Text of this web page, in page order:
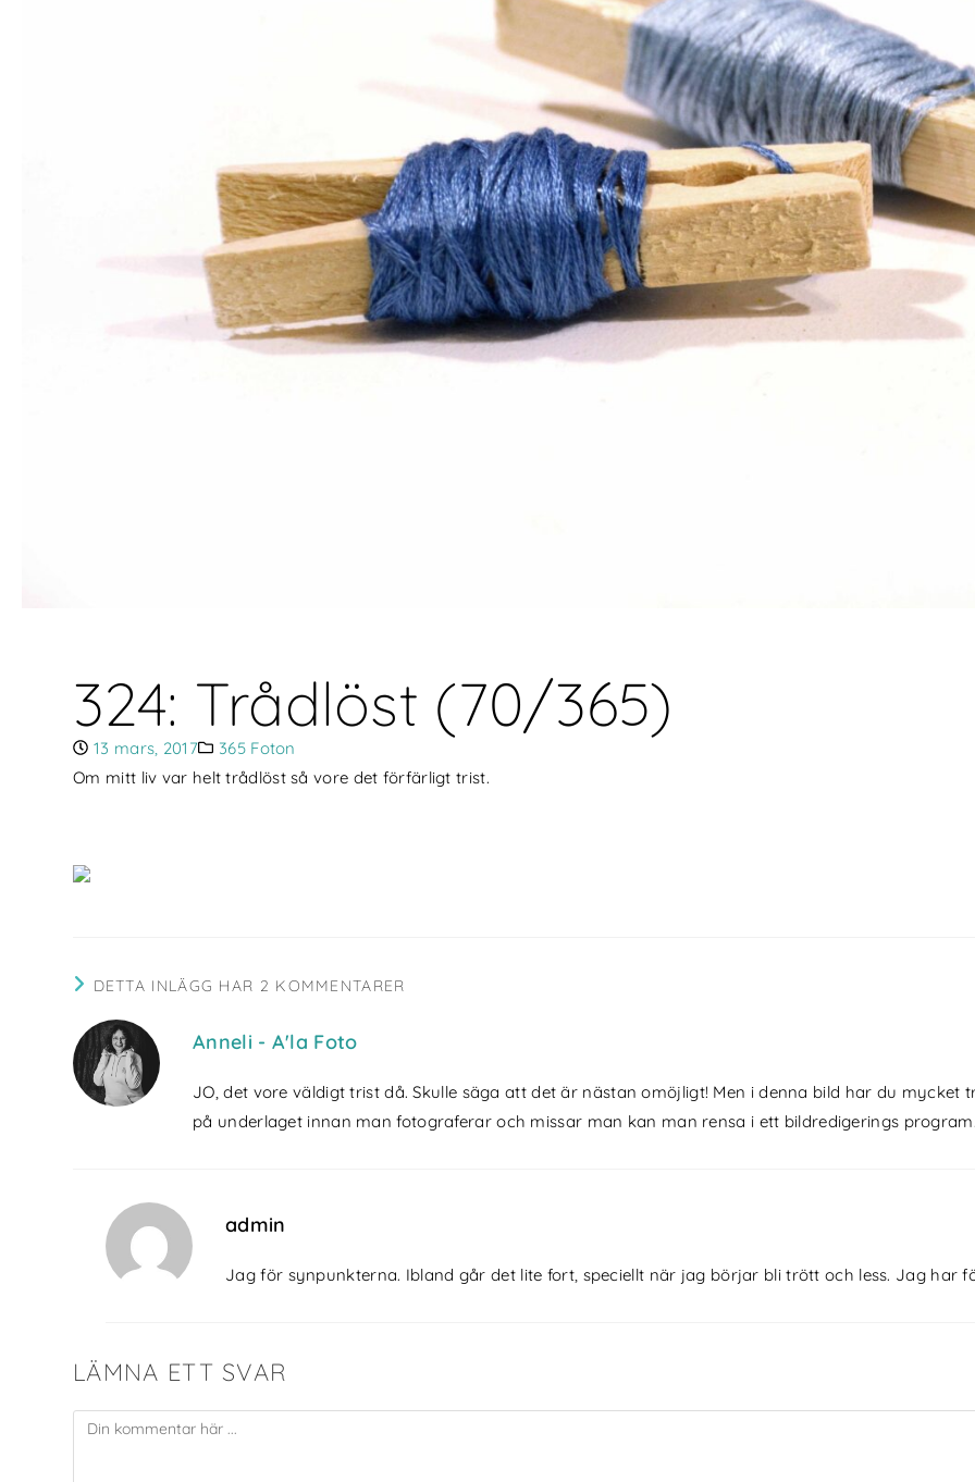
324: Trådlöst (70/365)
13 mars, 2017
365 Foton
Om mitt liv var helt trådlöst så vore det förfärligt trist.
DETTA INLÄGG HAR 2 KOMMENTARER
Anneli - A'la Foto
JO, det vore väldigt trist då. Skulle säga att det är nästan omöjligt! Men i denna bild har du
på underlaget innan man fotograferar och missar man kan man rensa i ett bildredigerings
admin
Jag för synpunkterna. Ibland går det lite fort, speciellt när jag börjar bli trött och less. Jag har
LÄMNA ETT SVAR